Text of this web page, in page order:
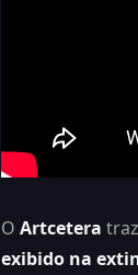
O Artcetera
exibido na